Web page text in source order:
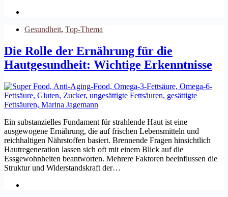
Gesundheit, Top-Thema
Die Rolle der Ernährung für die
Hautgesundheit: Wichtige Erkenntnisse
Ein substanzielles Fundament für strahlende Haut ist eine
ausgewogene Ernährung, die auf frischen Lebensmitteln und
reichhaltigen Nährstoffen basiert. Brennende Fragen hinsichtlich
Hautregeneration lassen sich oft mit einem Blick auf die
Essgewohnheiten beantworten. Mehrere Faktoren beeinflussen die
Struktur und Widerstandskraft der…